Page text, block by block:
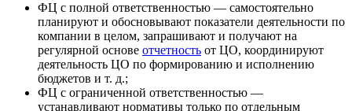
ФЦ с полной ответственностью — самостоятельно
планируют и обосновывают показатели деятельности по
компании в целом, запрашивают и получают на
регулярной основе отчетность от ЦО, координируют
деятельность ЦО по формированию и исполнению
бюджетов и т. д.;
ФЦ с ограниченной ответственностью —
устанавливают нормативы только по отдельным